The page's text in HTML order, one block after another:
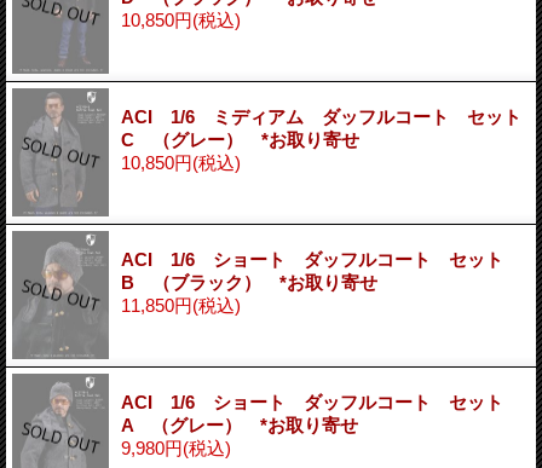
10,850円(税込)
ACI 1/6 ミディアム ダッフルコート セット
C （グレー） *お取り寄せ
10,850円(税込)
ACI 1/6 ショート ダッフルコート セット
B （ブラック） *お取り寄せ
11,850円(税込)
ACI 1/6 ショート ダッフルコート セット
A （グレー） *お取り寄せ
9,980円(税込)